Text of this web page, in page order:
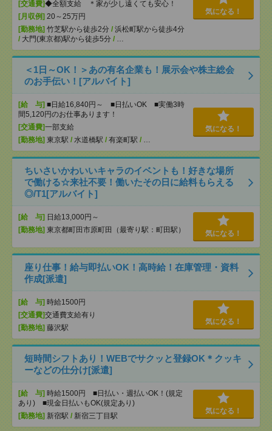
[交通費]◆全額支給 ＊家が少し遠くても安心！
[月収例] 20～25万円
[勤務地] 竹芝駅から徒歩2分 / 浜松町駅から徒歩4分
/ 大門(東京都)駅から徒歩5分 / …
気になる！
＜1日～OK！＞あの有名企業も！展示会や株主総会
のお手伝い！[アルバイト]
[給 与] ■日給16,840円～ ■日払いOK ■実働3時
間5,120円のお仕事あります！
[交通費]一部支給
[勤務地] 東京駅 / 水道橋駅 / 有楽町駅 / …
気になる！
ちいさいかわいいキャラのイベントも！好きな場所
で働ける☆来社不要！働いたその日に給料もらえる
◎/T1[アルバイト]
[給 与] 日給13,000円～
[勤務地] 東京都町田市原町田（最寄り駅：町田駅） 気になる！
座り仕事！給与即払いOK！高時給！在庫管理・資料
作成[派遣]
[給 与] 時給1500円
[交通費]交通費支給有り
[勤務地] 藤沢駅
気になる！
短時間シフトあり！WEBでサクッと登録OK＊クッキ
ーなどの仕分け[派遣]
[給 与] 時給1500円 ■日払い・週払いOK！(規定
あり) ■現金日払いもOK(規定あり)
[勤務地] 新宿駅 / 新宿三丁目駅
気になる！